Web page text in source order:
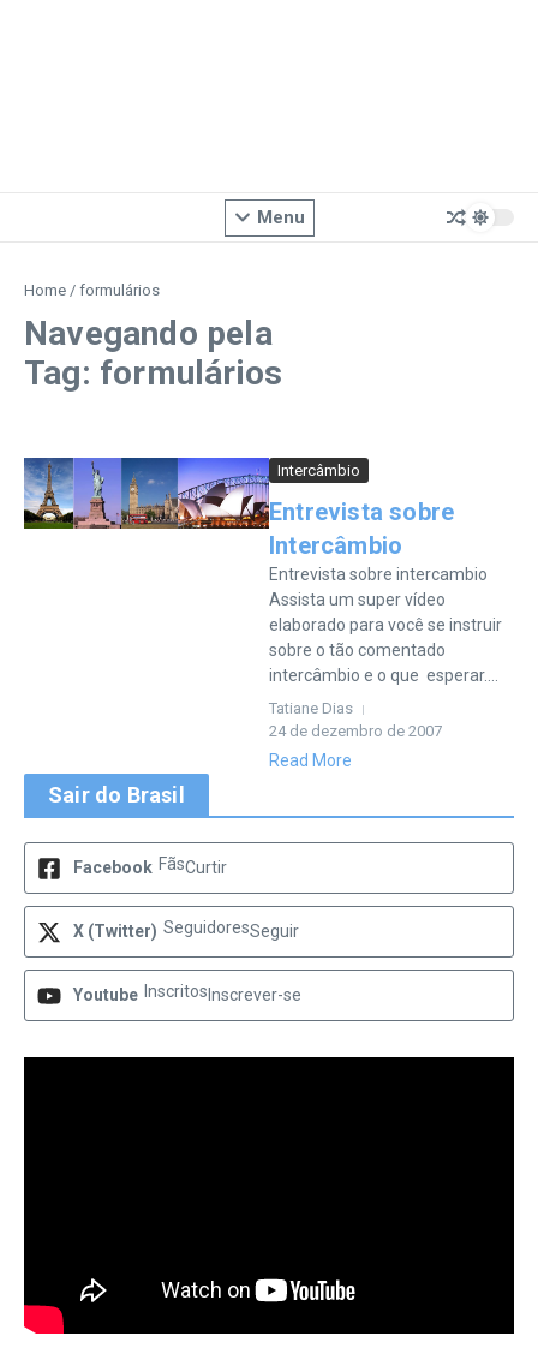
Menu
Home / formulários
Navegando pela
Tag: formulários
Intercâmbio
Entrevista sobre
Intercâmbio
Entrevista sobre intercambio
Assista um super vídeo
elaborado para você se instruir
sobre o tão comentado
intercâmbio e o que esperar....
Tatiane Dias
24 de dezembro de 2007
Read More
Sair do Brasil
Facebook FãsCurtir
X (Twitter) SeguidoresSeguir
Youtube Inscritos Inscrever-se